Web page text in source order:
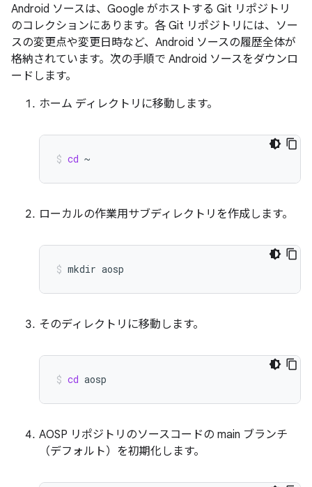
Android ソースは、Google がホストする Git リポジトリ
のコレクションにあります。各 Git リポジトリには、ソー
スの変更点や変更日時など、Android ソースの履歴全体が
格納されています。次の手順で Android ソースをダウンロ
ードします。
ホーム ディレクトリに移動します。
cd ~
ローカルの作業用サブディレクトリを作成します。
mkdir aosp
そのディレクトリに移動します。
cd aosp
AOSP リポジトリのソースコードの main ブランチ
（デフォルト）を初期化します。